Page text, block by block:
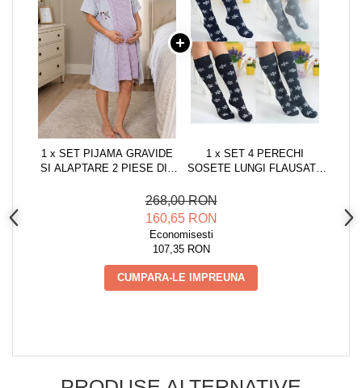
1 x SET PIJAMA GRAVIDE
SI ALAPTARE 2 PIESE DIN
NOAPTE SI HALAT 617 MOV
1 x SET 4 PERECHI
SOSETE LUNGI FLAUSATE
CRACIUN, MARIMEA
UNIVERSALA 36-40,
268,00 RON
160,65 RON
Economisesti
107,35 RON
CUMPARA-LE IMPREUNA